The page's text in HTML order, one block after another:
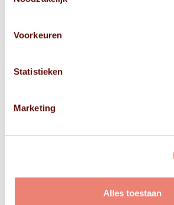
Voorkeuren
Statistieken
Marketing
Alles toestaan